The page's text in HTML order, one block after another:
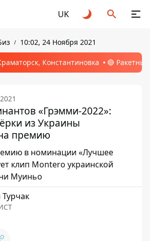
UK
10:02, 24 Ноября 2021
Константиновка 🔴
«Грэмми-2022»:
из Украины
премию
в номинации «Лучшее
клип Montero украинской
Муиньо